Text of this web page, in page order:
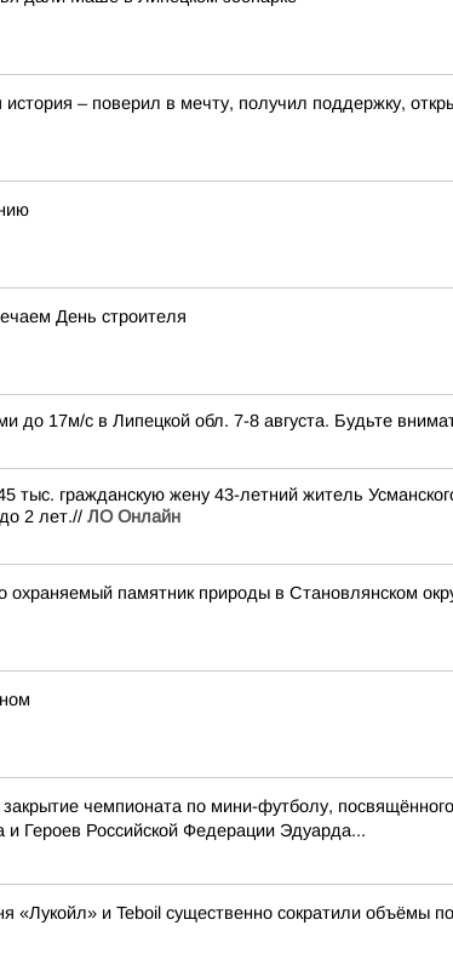
– поверил в мечту, получил поддержку,
День строителя
до 17м/с в Липецкой обл. 7-8 августа. Будьте
гражданскую жену 43-летний житель
2 лет.// ЛО Онлайн
памятник природы в Становлянском
чемпионата по мини-футболу,
Героев Российской Федерации Эдуарда...
«Лукойл» и Teboil существенно сократили объёмы